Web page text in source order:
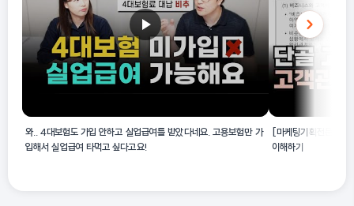
와.. 4대보험도 가입 안하고 실업급여를 받았다네요. 고용보험만 가
입해서 실업급여 타먹고 싶다고요!
[마케팅기획전문가]
이해하기